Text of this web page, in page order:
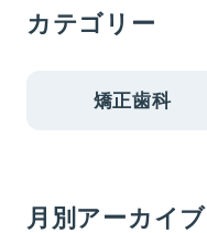
カテゴリー
矯正歯科
月別アーカイブ